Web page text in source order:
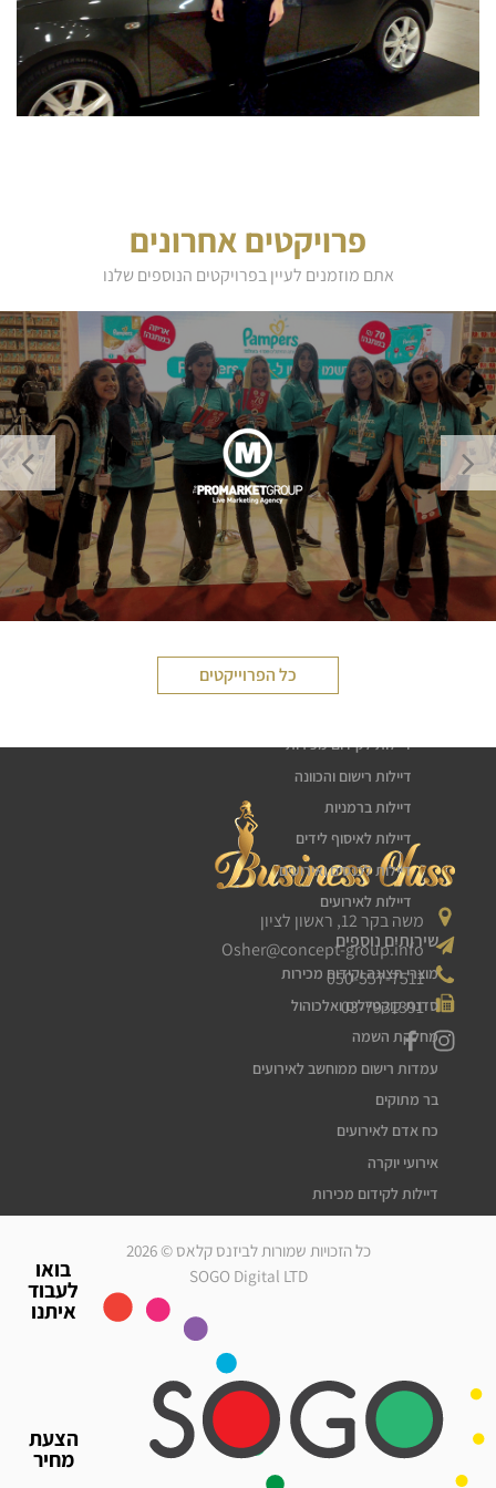
הצעת
מחיר
בואו
לעבוד
איתנו
פרויקטים אחרונים
אתם מוזמנים לעיין בפרויקטים הנוספים שלנו
כבכל שנה, דיילות "ביזנס קלאס דיילות" משתתפות באירוע בייבילנד במגוון תפקידים,
שביניהם: הכוונה ומשיכת לקוחות לעמדה, הסברה על המוצר, הרשמה לאתר וחלוקת
מתנות ודוגמיות למשתתפים.
לעמוד הפרויקט
כל הפרוייקטים
משה בקר 12, ראשון לציון
Osher@concept-group.info
050-557-7511
03-7931391
דיילות לקידום מכירות
דיילות רישום והכוונה
דיילות ברמניות
דיילות לאיסוף לידים
דיילות לכנסים ואירועים
דיילות לאירועים
שירותים נוספים
מוצרי תצוגה וקידום מכירות
סדנת קוקטיילים ואלכוהול
מחלקת השמה
עמדות רישום ממוחשב לאירועים
בר מתוקים
כח אדם לאירועים
אירועי יוקרה
דיילות לקידום מכירות
מלצרים לאירועים
עוזרי הפקה
גיוס עובדים זמניים
כח אדם לאירועים
כל הזכויות שמורות לביזנס קלאס © 2026
SOGO Digital LTD